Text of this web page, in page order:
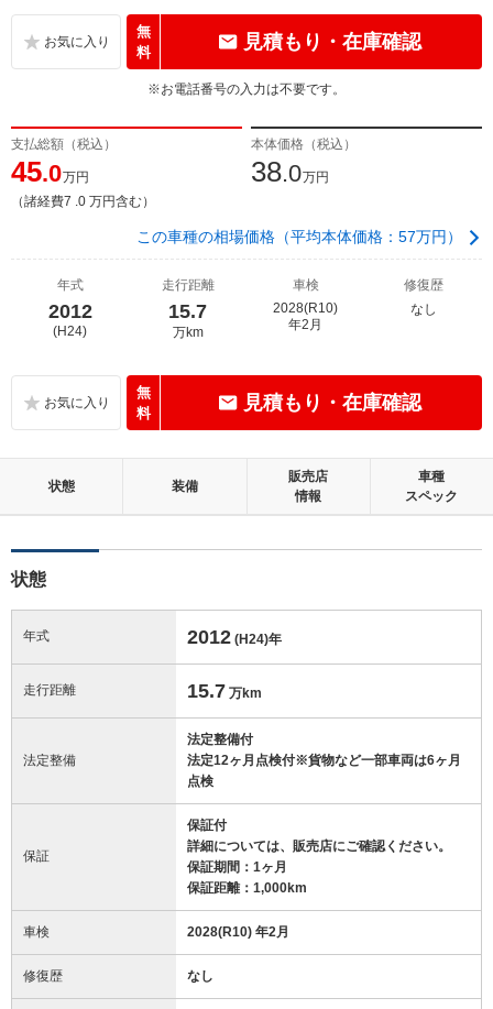
無
料
見積もり・在庫確認
※お電話番号の入力は不要です。
支払総額（税込）
45.0万円
（諸経費7 .0 万円含む）
本体価格（税込）
38.0万円
この車種の相場価格（平均本体価格：57万円）
年式
2012
(H24)
走行距離
15.7
万km
車検
2028(R10)
年2月
修復歴
なし
無
料
見積もり・在庫確認
状態 装備
販売店
情報
車種
スペック
状態
年式 2012 (H24)年
走行距離 15.7 万km
法定整備
法定整備付
法定12ヶ月点検付※貨物など一部車両は6ヶ月
点検
保証
保証付
詳細については、販売店にご確認ください。
保証期間：1ヶ月
保証距離：1,000km
車検 2028(R10) 年2月
修復歴 なし